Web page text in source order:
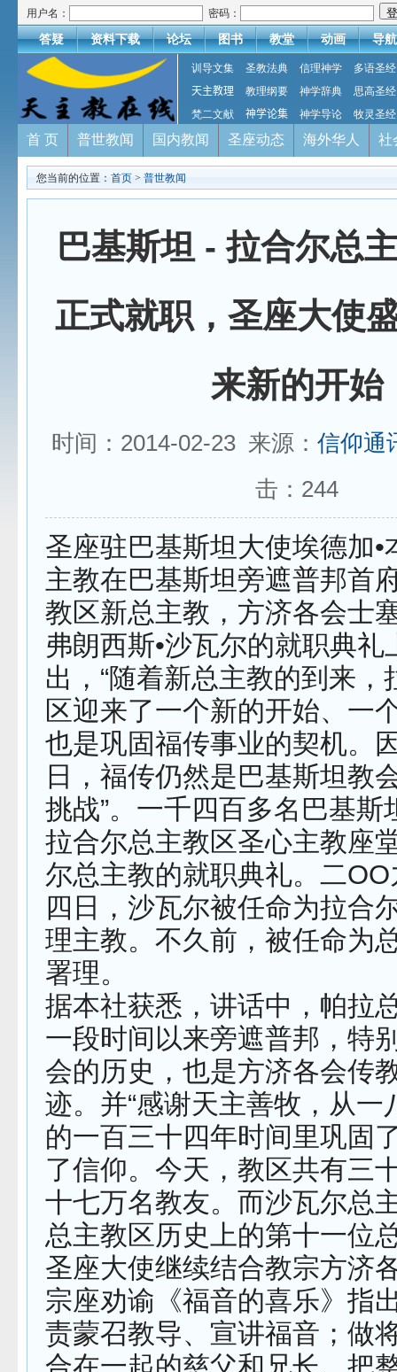
用户名： 密码：
答疑 资料下载 论坛 图书 教堂 动画 导航
训导文集 圣教法典 信理神学
多语圣经
天主教理
教理纲要 神学辞典
思高圣经
梵二文献
神学论集 神学导论 牧灵圣经
首 页 普世教闻 国内教闻 圣座动态 海外华人 社
您当前的位置： 首页 > 普世教闻
巴基斯坦 - 拉合尔总
正式就职，圣座大使
来新的开始
时间：2014-02-23 来源： 信仰通
击： 244
圣座驻巴基斯坦大使埃德加•
主教在巴基斯坦旁遮普邦首
教区新总主教，方济各会士
弗朗西斯•沙瓦尔的就职典礼
出，“随着新总主教的到来，
区迎来了一个新的开始、一
也是巩固福传事业的契机。
日，福传仍然是巴基斯坦教
挑战”。一千四百多名巴基斯
拉合尔总主教区圣心主教座
尔总主教的就职典礼。二
四日，沙瓦尔被任命为拉合
理主教。不久前，被任命为
署理。
据本社获悉，讲话中，帕拉
一段时间以来旁遮普邦，特
会的历史，也是方济各会传
迹。并“感谢天主善牧，从一
的一百三十四年时间里巩固
了信仰。今天，教区共有三
十七万名教友。而沙瓦尔总
总主教区历史上的第十一位
圣座大使继续结合教宗方济
宗座劝谕《福音的喜乐》指
责蒙召教导、宣讲福音；做
合在一起的慈父和兄长、把